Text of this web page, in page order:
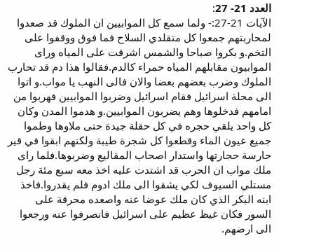
العدد 21- 27
:
الآيات 21-27:- ولما سمع كل الموابيين ان الملوك قد صعدوا
لمحاربتهم جمعوا كل متقلدي السلاح فما فوق ووقفوا على
التخم.و بكروا صباحا والشمس اشرقت على المياه وراى
الموابيون مقابلهم المياه حمراء كالدم.فقالوا هذا دم قد تحارب
الملوك وضرب بعضهم بعضا والان فالى النهب يا مواب.و اتوا
الى محلة اسرائيل فقام اسرائيل وضربوا الموابيين فهربوا من
امامهم فدخلوها وهم يضربون الموابيين.و هدموا المدن وكان
كل واحد يلقي حجره في كل حقلة جيدة حتى ملاوها وطموا
جميع عيون الماء وقطعوا كل شجرة طيبة ولكنهم ابقوا في قير
حارسة حجارتها واستدار اصحاب المقاليع وضربوها.فلما راى
ملك مواب ان الحرب قد اشتدت عليه اخذ معه سبع مئة رجل
مستلي السيوف لكي يشقوا الى ملك ادوم فلم يقدروا.فاخذ
ابنه البكر الذي كان ملك عوضا عنه واصعده محرقة على
السور فكان غيظ عظيم على اسرائيل فانصرفوا عنه ورجعوا
الى ارضهم.